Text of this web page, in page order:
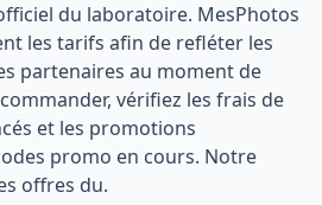
du laboratoire. MesPhotos
les tarifs afin de refléter les
partenaires au moment de
vérifiez les frais de
et les promotions
promo en cours. Notre
offres du.